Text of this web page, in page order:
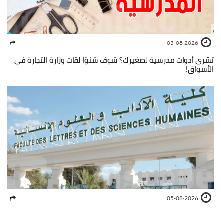
05-08-2026
تشري أدوات مدرسية لصغيرك؟ شوف شنوّا لقات وزارة التجارة في
الأسواق!
05-08-2026